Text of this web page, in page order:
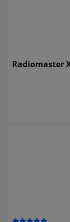
Radiomaster